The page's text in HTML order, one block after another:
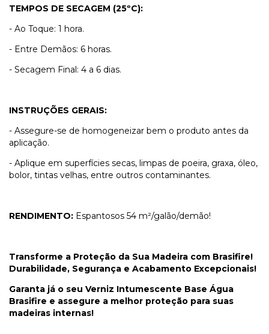
TEMPOS DE SECAGEM (25ºC):
- Ao Toque: 1 hora.
- Entre Demãos: 6 horas.
- Secagem Final: 4 a 6 dias.
INSTRUÇÕES GERAIS:
- Assegure-se de homogeneizar bem o produto antes da
aplicação.
- Aplique em superfícies secas, limpas de poeira, graxa, óleo,
bolor, tintas velhas, entre outros contaminantes.
RENDIMENTO: Espantosos 54 m²/galão/demão!
Transforme a Proteção da Sua Madeira com Brasifire!
Durabilidade, Segurança e Acabamento Excepcionais!
Garanta já o seu Verniz Intumescente Base Água
Brasifire e assegure a melhor proteção para suas
madeiras internas!